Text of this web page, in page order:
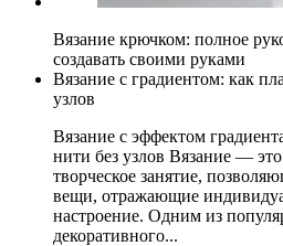
Вязание крючком: полное
создавать своими руками
Вязание с градиентом: как
узлов
Вязание с эффектом
нити без узлов Вязание —
творческое занятие,
вещи, отражающие
настроение. Одним из
декоративного...